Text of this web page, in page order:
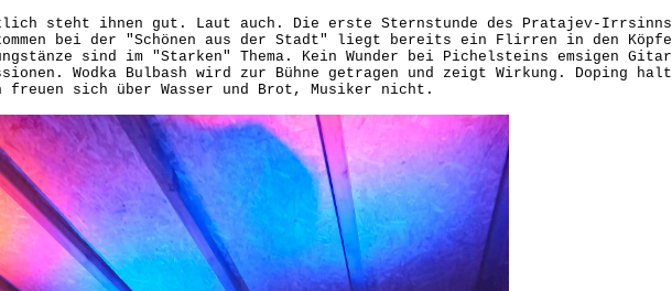
steht ihnen gut. Laut auch. Die erste Sternstunde des Pratajev-
bei der "Schönen aus der Stadt" liegt bereits ein Flirren in den
sind im "Starken" Thema. Kein Wunder bei Pichelsteins emsigen
Wodka Bulbash wird zur Bühne getragen und zeigt Wirkung. Doping
freuen sich über Wasser und Brot, Musiker nicht.